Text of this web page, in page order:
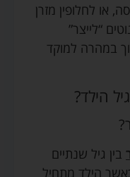
או לחלופין מזרן
“לייצר”
במהרה למוקד
הילד?
בין גיל שנתיים
הילד מתחיל